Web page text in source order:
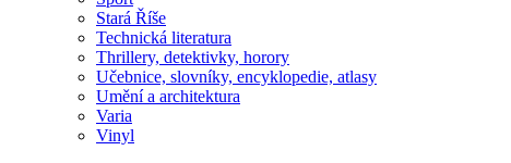
Stará Říše
Technická literatura
Thrillery, detektivky, horory
Učebnice, slovníky, encyklopedie, atlasy
Umění a architektura
Varia
Vinyl